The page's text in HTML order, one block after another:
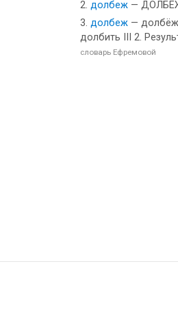
долбеж —
долбеж — долбёж
долбить III 2.
словарь Ефремовой